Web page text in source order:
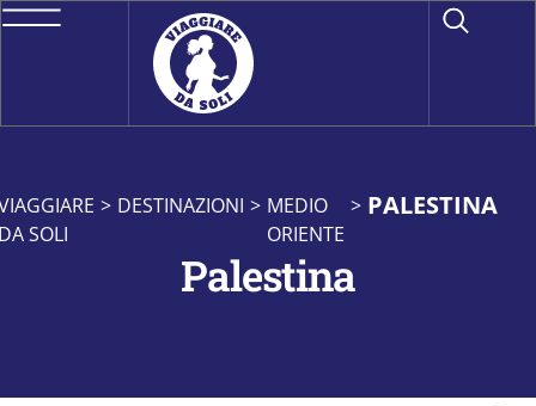
SOLI
> DESTINAZIONI > MEDIO
ORIENTE
> PALESTINA
Palestina